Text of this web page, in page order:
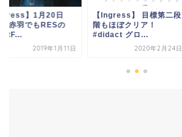
】 目標第二段
ほぼクリア！
グロ...
2020年2月24日
【Ingress】順調に行け
ばオニキスまで後30ヶ
月！2019年5...
2019年5月14日